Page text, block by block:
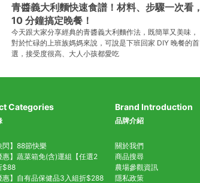
青醬義大利麵快速食譜！材料、步驟一次看，
10 分鐘搞定晚餐！
今天跟大家分享經典的青醬義大利麵作法，既簡單又美味，
對於忙碌的上班族媽媽來說，可說是下班回家 DIY 晚餐的首
選，接受度很高、大人小孩都愛吃
Categories
閃】88節快樂
惠】蔬菜箱免(含)運組【任選2
$88
惠】自有品保健品3入組折$288
Brand Introduction
品牌介紹
關於我們
商品搜尋
農場參觀資訊
隱私政策